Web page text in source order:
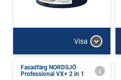
Visa
Fasadfärg NORDSJÖ
Professional VX+ 2 in 1